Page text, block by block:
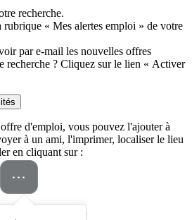
recherche.
rubrique « Mes alertes emploi » de votre
par e-mail les nouvelles offres
recherche ? Cliquez sur le lien « Activer
d'emploi, vous pouvez l'ajouter à
à un ami, l'imprimer, localiser le lieu
en cliquant sur :